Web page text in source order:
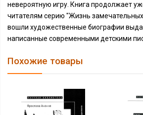
невероятную игру. Книга продолжает
читателям серию "Жизнь
вошли художественные биографии
написанные современными детскими
Похожие товары